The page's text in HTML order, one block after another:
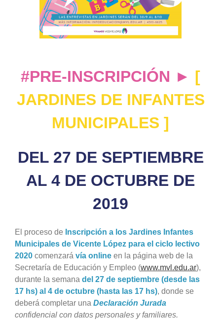
#PRE-INSCRIPCIÓN ► [
JARDINES DE INFANTES
MUNICIPALES ]
DEL 27 DE SEPTIEMBRE
AL 4 DE OCTUBRE DE
2019
El proceso de Inscripción a los Jardines Infantes
Municipales de Vicente López para el ciclo lectivo
2020 comenzará vía online en la página web de la
Secretaría de Educación y Empleo (www.mvl.edu.ar),
durante la semana del 27 de septiembre (desde las
17 hs) al 4 de octubre (hasta las 17 hs), donde se
deberá completar una Declaración Jurada
confidencial con datos personales y familiares.